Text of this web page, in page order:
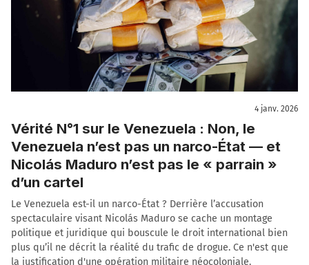
4 janv. 2026
Vérité N°1 sur le Venezuela : Non, le
Venezuela n’est pas un narco-État — et
Nicolás Maduro n’est pas le « parrain »
d’un cartel
Le Venezuela est-il un narco-État ? Derrière l’accusation
spectaculaire visant Nicolás Maduro se cache un montage
politique et juridique qui bouscule le droit international bien
plus qu’il ne décrit la réalité du trafic de drogue. Ce n'est que
la justification d'une opération militaire néocoloniale.